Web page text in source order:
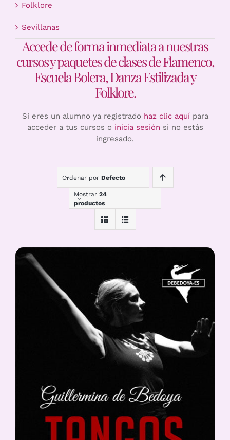
Folklore
Sevillanas
Accede de forma inmediata a nuestras
cursos y paquetes de clases de Flamenco,
Escuela Bolera, Danza Estilizada y
Folklore.
Si eres un alumno ya registrado haz clic aquípara
acceder a tus cursos o inicia sesión si no estás
ingresado.
Ordenar por Defecto
Mostrar 24
productos